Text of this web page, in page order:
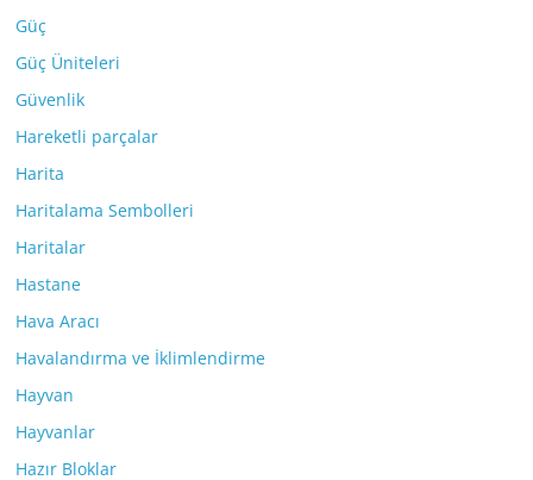
Güç
Güç Üniteleri
Güvenlik
Hareketli parçalar
Harita
Haritalama Sembolleri
Haritalar
Hastane
Hava Aracı
Havalandırma ve İklimlendirme
Hayvan
Hayvanlar
Hazır Bloklar